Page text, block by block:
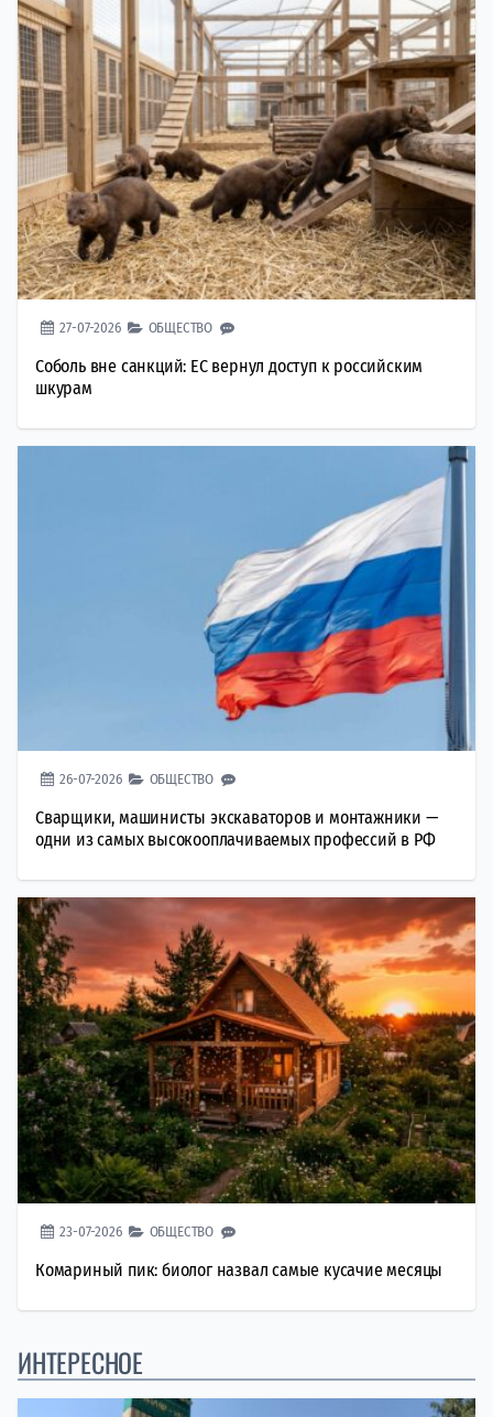
27-07-2026 ОБЩЕСТВО
Соболь вне санкций: ЕС вернул доступ к российским
шкурам
26-07-2026 ОБЩЕСТВО
Сварщики, машинисты экскаваторов и монтажники —
одни из самых высокооплачиваемых профессий в РФ
23-07-2026 ОБЩЕСТВО
Комариный пик: биолог назвал самые кусачие месяцы
ИНТЕРЕСНОЕ